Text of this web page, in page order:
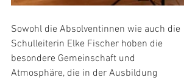
Sowohl die Absolventinnen wie auch die
Schulleiterin Elke Fischer hoben die
besondere Gemeinschaft und
Atmosphäre, die in der Ausbildung